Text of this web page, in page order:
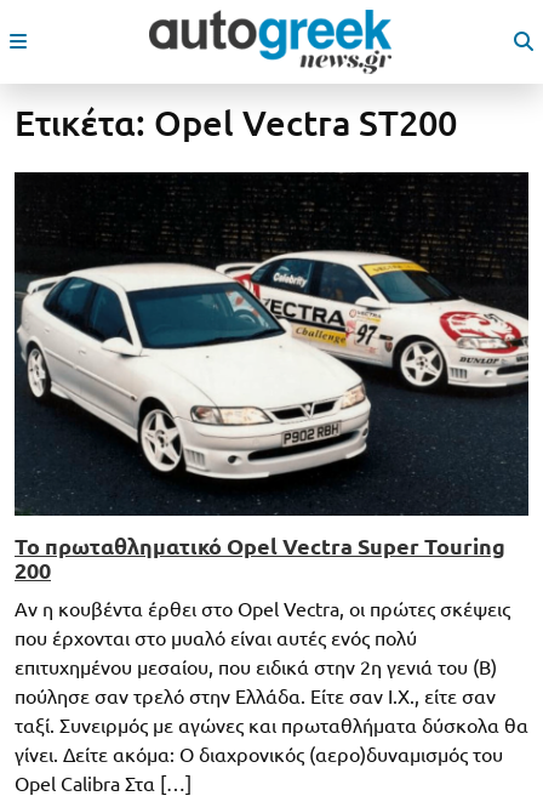
Ετικέτα: Opel Vectra ST200
Το πρωταθληματικό Opel Vectra Super Touring
200
Αν η κουβέντα έρθει στο Opel Vectra, οι πρώτες σκέψεις
που έρχονται στο μυαλό είναι αυτές ενός πολύ
επιτυχημένου μεσαίου, που ειδικά στην 2η γενιά του (Β)
πούλησε σαν τρελό στην Ελλάδα. Είτε σαν Ι.Χ., είτε σαν
ταξί. Συνειρμός με αγώνες και πρωταθλήματα δύσκολα θα
γίνει. Δείτε ακόμα: O διαχρονικός (αερο)δυναμισμός του
Opel Calibra Στα […]